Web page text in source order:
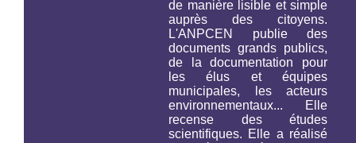
de manière lisible et simple
auprès des citoyens.
L'ANPCEN publie des
documents grands publics,
de la documentation pour
les élus et équipes
municipales, les acteurs
environnementaux... Elle
recense des études
scientifiques. Elle a réalisé